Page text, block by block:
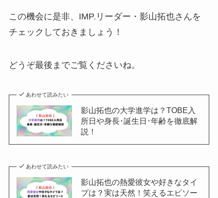
この機会に是非、IMP.リーダー・影山拓也さんを
チェックしておきましょう！
どうぞ最後までご覧くださいね。
あわせて読みたい
影山拓也の大学進学は？TOBE入
所日や身長･誕生日･年齢を徹底解
説！
あわせて読みたい
影山拓也の熱愛彼女や好きなタイ
プは？実は天然！笑えるエピソー